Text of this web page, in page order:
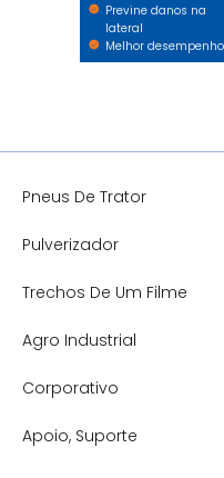
Previne danos na
lateral
Melhor desempenho
Pneus De Trator
Pulverizador
Trechos De Um Filme
Agro Industrial
Corporativo
Apoio, Suporte